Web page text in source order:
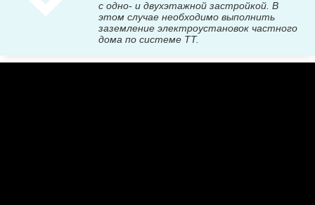
с одно- и двухэтажной застройкой. В
этом случае необходимо выполнить
заземление электроустановок частного
дома по системе TT.